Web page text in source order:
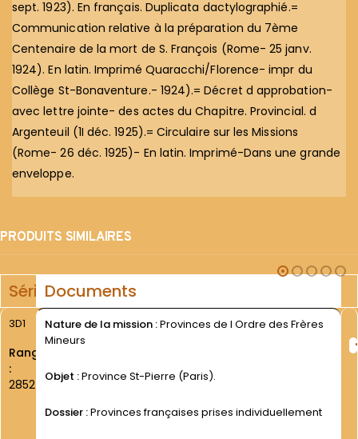
sept. 1923). En français. Duplicata dactylographié.=
Communication relative à la préparation du 7ème
Centenaire de la mort de S. François (Rome- 25 janv.
1924). En latin. Imprimé Quaracchi/Florence- impr du
Collège St-Bonaventure.- 1924).= Décret d approbation-
avec lettre jointe- des actes du Chapitre. Provincial. d
Argenteuil (1I déc. 1925).= Circulaire sur les Missions
(Rome- 26 déc. 1925)- En latin. Imprimé-Dans une grande
enveloppe.
PRODUITS SIMILAIRES
SérieDocuments
3D1
Rang
:
2852
Nature de la mission :Provinces de l Ordre des Frères
Mineurs
Objet :Province St-Pierre (Paris).
Dossier :Provinces françaises prises individuellement